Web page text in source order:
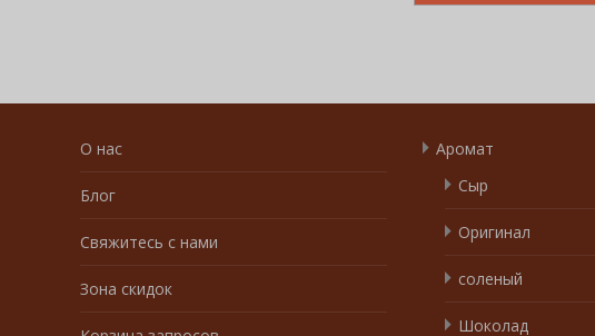
О нас
Блог
Свяжитесь с нами
Зона скидок
Аромат
Сыр
Оригинал
соленый
Шоколад